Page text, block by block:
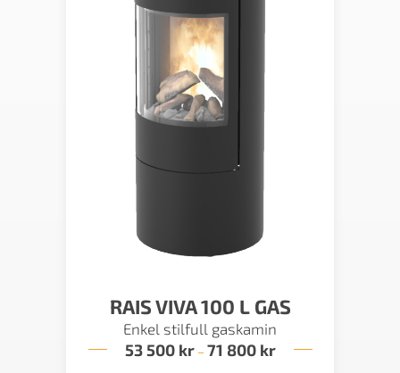
RAIS VIVA 100 L GAS
Enkel stilfull gaskamin
53 500 kr – 71 800 krPrisintervall: